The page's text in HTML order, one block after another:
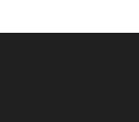
Oltre 22 milioni di